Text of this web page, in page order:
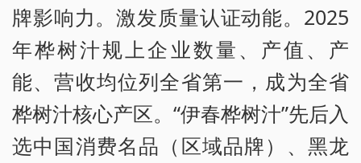
牌影响力。激发质量认证动能。2025
年桦树汁规上企业数量、产值、产
能、营收均位列全省第一，成为全省
桦树汁核心产区。“伊春桦树汁”先后入
选中国消费名品（区域品牌）、黑龙